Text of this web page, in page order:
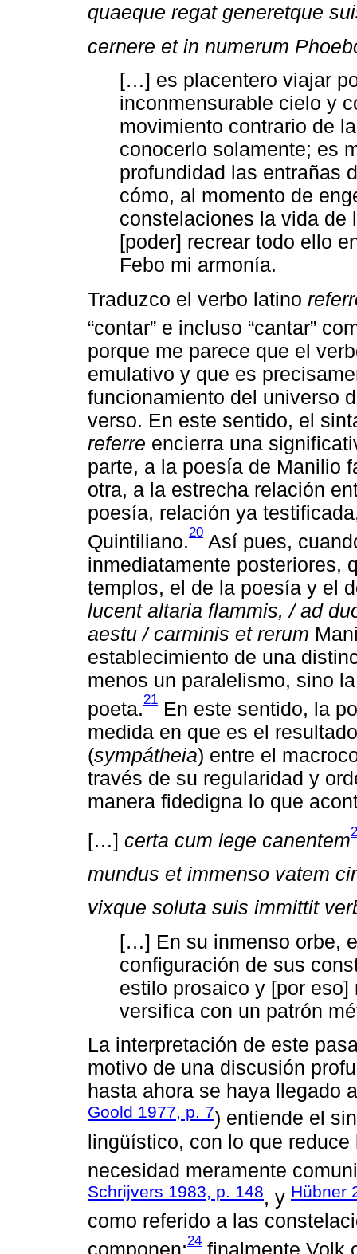
quaeque regat generetque
cernere et in numerum
[…] es placentero viajar
inconmensurable cielo y
movimiento contrario de
conocerlo solamente; es
profundidad las entrañas
cómo, al momento de
constelaciones la vida de
[poder] recrear todo ello
Febo mi armonía.
Traduzco el verbo latino
“contar” e incluso “cantar”
porque me parece que el
emulativo y que es
funcionamiento del universo
verso. En este sentido, el
referre encierra una
parte, a la poesía de Manilio
otra, a la estrecha relación
poesía, relación ya
Quintiliano.20 Así pues,
inmediatamente posteriores,
templos, el de la poesía y el
lucent altaria flammis, / ad
aestu / carminis et rerum
establecimiento de una
menos un paralelismo, sino
poeta.21 En este sentido, la
medida en que es el
(sympátheia) entre el
través de su regularidad y
manera fidedigna lo que
[…] certa cum lege canentem
mundus et immenso vatem
vixque soluta suis immittit
[…] En su inmenso orbe,
configuración de sus
estilo prosaico y [por
versifica con un patrón
La interpretación de este
motivo de una discusión
hasta ahora se haya llegado
Goold 1977, p. 7) entiende el
lingüístico, con lo que
necesidad meramente
Schrijvers 1983, p. 148, y Hübner
como referido a las
componen;24 finalmente Volk